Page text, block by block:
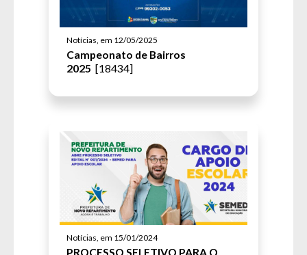
Notícias, em 12/05/2025
Campeonato de Bairros
2025 [18434]
Notícias, em 15/01/2024
PROCESSO SELETIVO PARA O